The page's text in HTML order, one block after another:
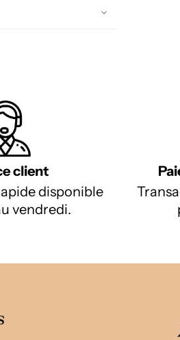
client
disponible
vendredi.